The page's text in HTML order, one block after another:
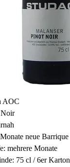
AOC
Noir
neue Barrique
mehrere Monate
75 cl / 6er Karton